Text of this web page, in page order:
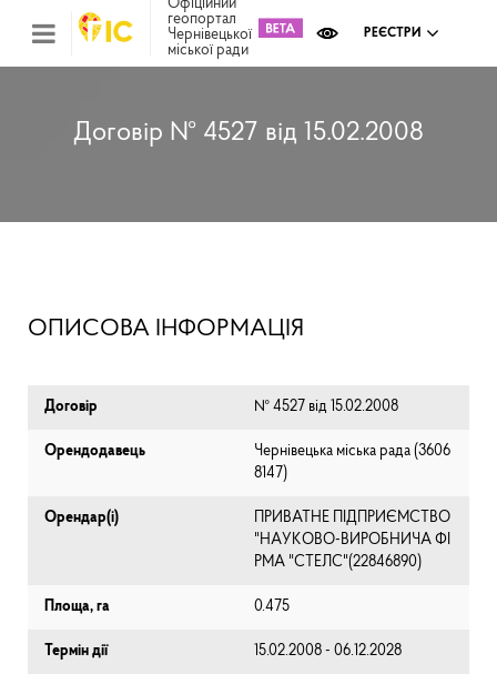
Офіційний
геопортал
Чернівецької
міської ради
РЕЄСТРИ
Договір № 4527 від 15.02.2008
ОПИСОВА ІНФОРМАЦІЯ
Договір № 4527 від 15.02.2008
Орендодавець
Чернівецька міська рада (⁨3606
8147⁩)
Орендар(і)
ПРИВАТНЕ ПІДПРИЄМСТВО
"НАУКОВО-ВИРОБНИЧА ФІ
РМА "СТЕЛС"(22846890)
Площа, га 0.475
Термін дії 15.02.2008 - 06.12.2028